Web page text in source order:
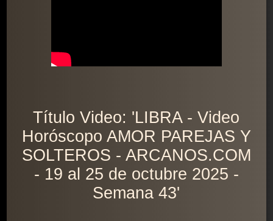
Título Video: 'LIBRA - Video
Horóscopo AMOR PAREJAS Y
SOLTEROS - ARCANOS.COM
- 19 al 25 de octubre 2025 -
Semana 43'